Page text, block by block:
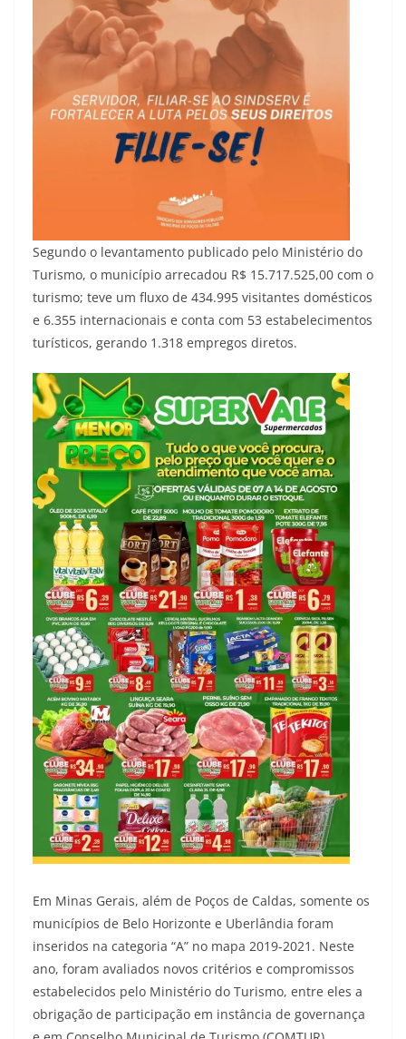
Segundo o levantamento publicado pelo Ministério do
Turismo, o município arrecadou R$ 15.717.525,00 com o
turismo; teve um fluxo de 434.995 visitantes domésticos
e 6.355 internacionais e conta com 53 estabelecimentos
turísticos, gerando 1.318 empregos diretos.
Em Minas Gerais, além de Poços de Caldas, somente os
municípios de Belo Horizonte e Uberlândia foram
inseridos na categoria “A” no mapa 2019-2021. Neste
ano, foram avaliados novos critérios e compromissos
estabelecidos pelo Ministério do Turismo, entre eles a
obrigação de participação em instância de governança